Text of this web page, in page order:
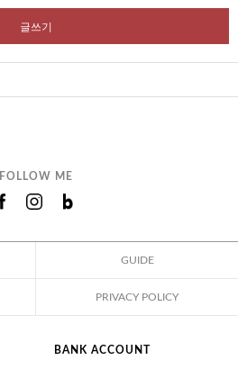
글쓰기
FOLLOW ME
GUIDE
PRIVACY POLICY
BANK ACCOUNT